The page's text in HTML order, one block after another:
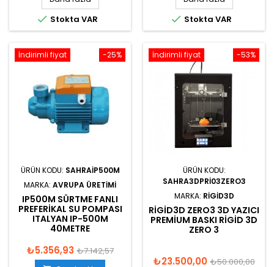
 Stokta VAR  Stokta VAR
-25%
İndirimli fiyat
ÜRÜN KODU: SAHRAIP500M
MARKA: AVRUPA ÜRETIMI
IP500M SÜRTME FANLI
PREFERIKAL SU POMPASI
ITALYAN IP-500M
40METRE
₺5.356,93 ₺7.142,57
-53%
İndirimli fiyat
ÜRÜN KODU:
SAHRA3DPRI03ZERO3
MARKA: RIGID3D
RIGID3D ZERO3 3D YAZICI
PREMIUM BASKI RIGID 3D
ZERO 3
₺23.500,00 ₺50.000,00